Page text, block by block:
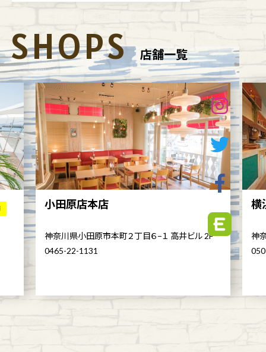
SHOPS 店舗一覧
小田原店本店
神奈川県小田原市本町２丁目６−１ 高井ビル 2F
0465-22-1131
横
神